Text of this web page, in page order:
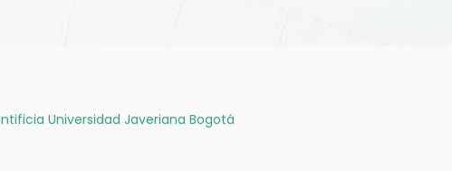
Universidad Javeriana Bogotá